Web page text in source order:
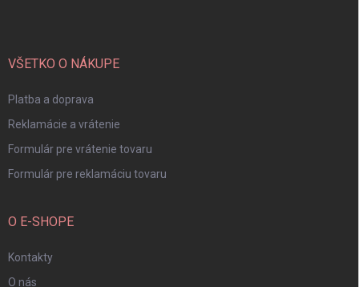
VŠETKO O NÁKUPE
Platba a doprava
Reklamácie a vrátenie
Formulár pre vrátenie tovaru
Formulár pre reklamáciu tovaru
O E-SHOPE
Kontakty
O nás